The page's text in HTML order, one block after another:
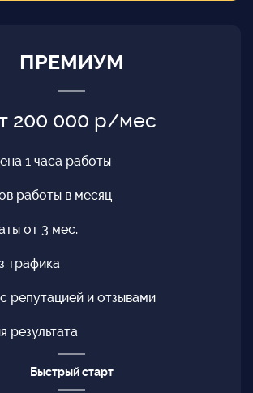
ПРЕМИУМ
200 000 р/мес
1 часа работы
работы в месяц
от 3 мес.
трафика
репутацией и отзывами
результата
Быстрый старт